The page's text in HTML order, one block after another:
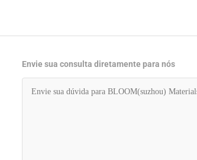
Envie sua consulta diretamente para nós